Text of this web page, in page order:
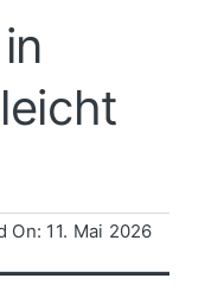
On: 11. Mai 2026